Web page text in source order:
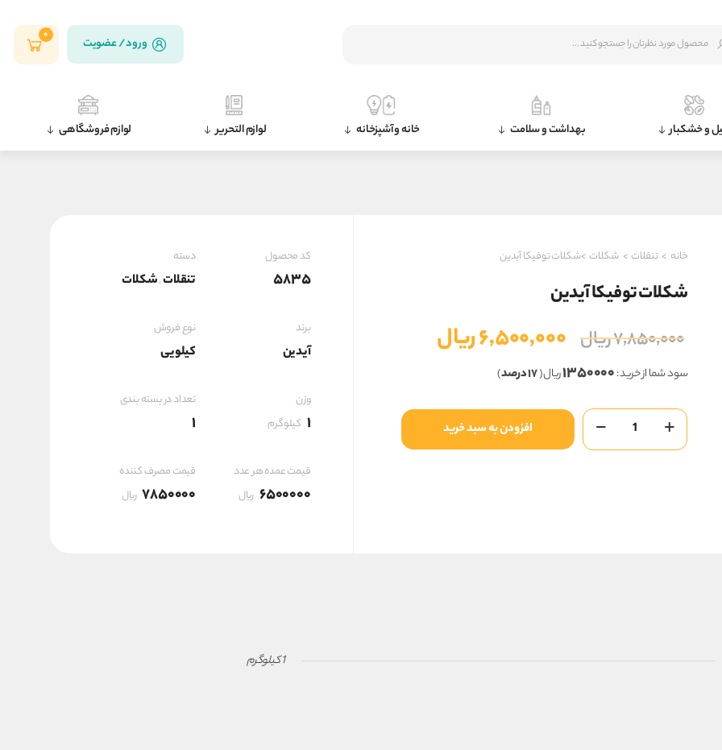
ورود / عضویت
0
و خشکبار بهداشت و سلامت خانه و آشپزخانه لوازم التحریر لوازم فروشگاهی
خانه > تنقلات > شکلات >شکلات توفیکا آیدین
شکلات توفیکا آیدین
۷,۸۵۰,۰۰۰ریال قیمت
اصلی
بود.
۶,۵۰۰,۰۰۰ریالقیمت
فعلی
است.
سود شما از خرید :۱۳۵۰۰۰۰ریال (۱۷ درصد )
شکلات
توفیکا
آیدین
افزودن به سبد خرید
کد محصول
5835
دسته
تنقلات,شکلات
برند
آیدین
نوع فروش
کیلویی
وزن
1 کیلوگرم
تعداد در بسته بندی
1
قیمت عمده هر عدد
6500000 ریال
قیمت مصرف کننده
7850000 ریال
1 کیلوگرم